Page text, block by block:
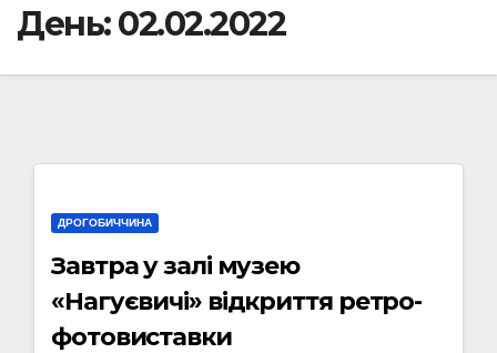
День:02.02.2022
ДРОГОБИЧЧИНА
Завтра у залі музею
«Нагуєвичі» відкриття ретро-
фотовиставки